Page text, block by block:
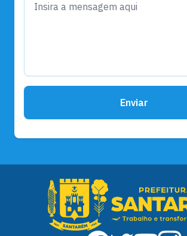
Enviar